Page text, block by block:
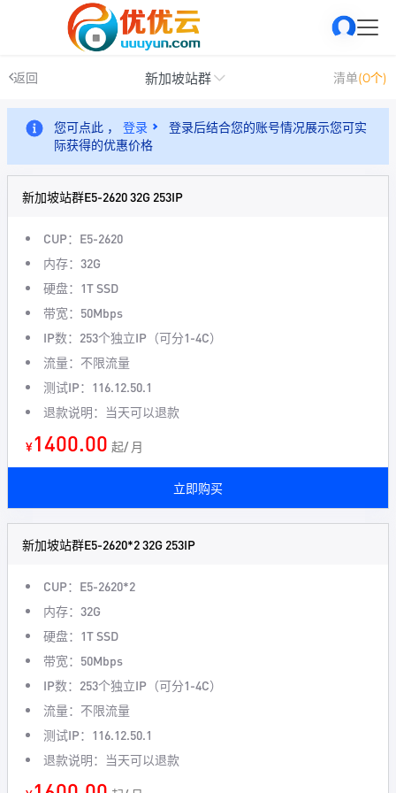
返回 新加坡站群 清单(0个)
您可点此 ， 登录
登录后结合您的账号情况展示您可实
际获得的优惠价格
新加坡站群E5-2620 32G 253IP
CUP：E5-2620
内存：32G
硬盘：1T SSD
带宽：50Mbps
IP数：253个独立IP（可分1-4C）
流量：不限流量
测试IP：116.12.50.1
退款说明：当天可以退款
¥1400.00 起/ 月
立即购买
新加坡站群E5-2620*2 32G 253IP
CUP：E5-2620*2
内存：32G
硬盘：1T SSD
带宽：50Mbps
IP数：253个独立IP（可分1-4C）
流量：不限流量
测试IP：116.12.50.1
退款说明：当天可以退款